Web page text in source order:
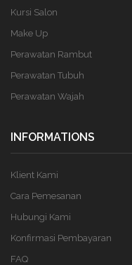
Kursi Salon
Make Up
Perawatan Rambut
Perawatan Tubuh
Perawatan Wajah
INFORMATIONS
Klient Kami
Cara Pemesanan
Hubungi Kami
Konfirmasi Pembayaran
FAQ